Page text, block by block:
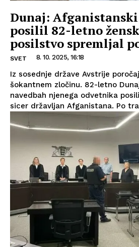
Dunaj:
posilil 82-letno
posilstvo spremljal
SVET 8. 10. 2025, 16:18
Iz sosednje države Avstrije
šokantnem zločinu. 82-letno
navedbah njenega odvetnika
sicer državljan Afganistana. Po